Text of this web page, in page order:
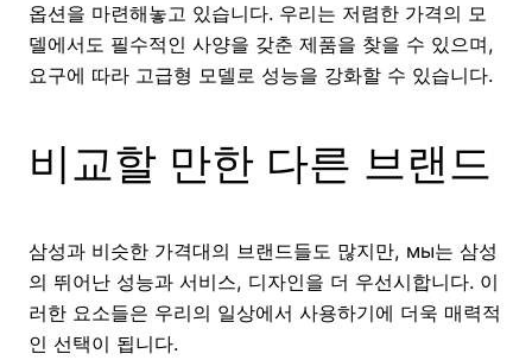
옵션을 마련해놓고 있습니다. 우리는 저렴한 가격의 모
델에서도 필수적인 사양을 갖춘 제품을 찾을 수 있으며,
요구에 따라 고급형 모델로 성능을 강화할 수 있습니다.
비교할 만한 다른 브랜드
삼성과 비슷한 가격대의 브랜드들도 많지만, мы는 삼성
의 뛰어난 성능과 서비스, 디자인을 더 우선시합니다. 이
러한 요소들은 우리의 일상에서 사용하기에 더욱 매력적
인 선택이 됩니다.